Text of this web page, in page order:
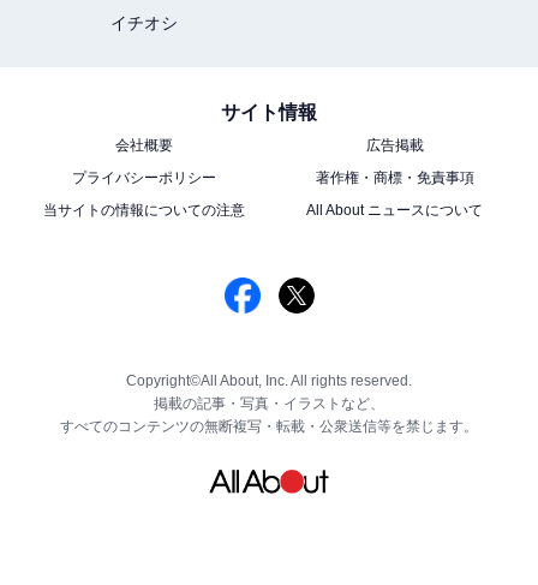
イチオシ
サイト情報
会社概要
広告掲載
プライバシーポリシー
著作権・商標・免責事項
当サイトの情報についての注意
All About ニュースについて
Copyright©All About, Inc. All rights reserved.
掲載の記事・写真・イラストなど、
すべてのコンテンツの無断複写・転載・公衆送信等を禁じます。